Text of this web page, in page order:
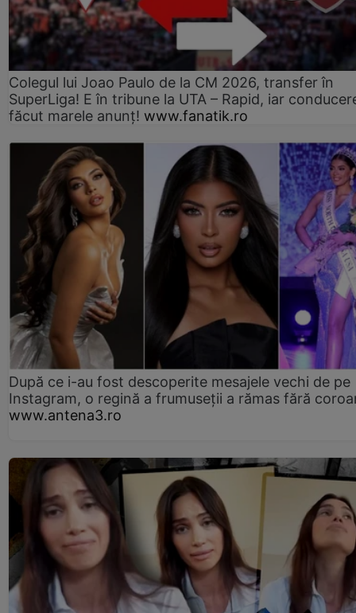
Colegul lui Joao Paulo de la CM 2026, transfer în
SuperLiga! E în tribune la UTA – Rapid, iar
făcut marele anunț! www.fanatik.ro
După ce i-au fost descoperite mesajele vechi de pe
Instagram, o regină a frumuseții a rămas fără
www.antena3.ro